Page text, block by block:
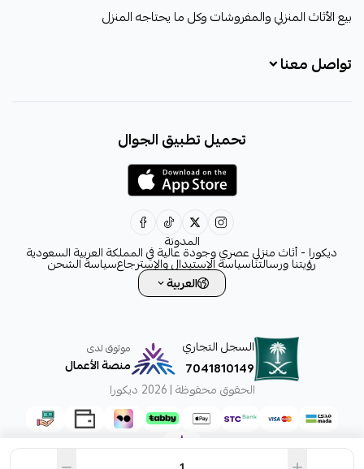
بيع الأثاث المنزلي والمفروشات وكل ما يحتاجه المنزل
تواصل معنا
decora6586@gmail.com
تحميل تطبيق الجوال
المدونة
ديكورا - أثاث منزلي عصري وجودة عالية في المملكة العربية السعودية
رؤيتنا ورسالتناسياسة الإستبدال والإسترجاعسياسة الشحن
العربية
السجل التجاري
7041810149
موثوق لدى
منصة الأعمال
الحقوق محفوظة | 2026
ديكورا